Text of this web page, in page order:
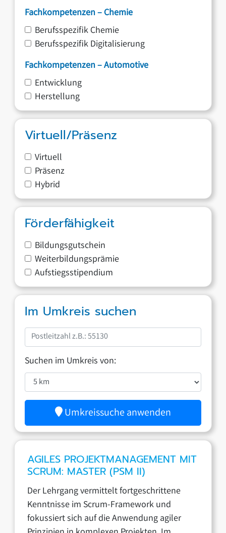
Fachkompetenzen – Chemie
Berufsspezifik Chemie
Berufsspezifik Digitalisierung
Fachkompetenzen – Automotive
Entwicklung
Herstellung
Virtuell/Präsenz
Virtuell
Präsenz
Hybrid
Förderfähigkeit
Bildungsgutschein
Weiterbildungsprämie
Aufstiegsstipendium
Im Umkreis suchen
Suchen im Umkreis von:
Umkreissuche anwenden
AGILES PROJEKTMANAGEMENT MIT
SCRUM: MASTER (PSM II)
Der Lehrgang vermittelt fortgeschrittene
Kenntnisse im Scrum-Framework und
fokussiert sich auf die Anwendung agiler